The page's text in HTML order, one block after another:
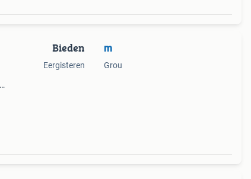
Bieden
Eergisteren
m
Grou